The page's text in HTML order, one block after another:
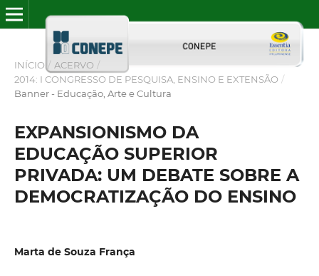
INÍCIO / ACERVO /
2014: I CONGRESSO DE PESQUISA, ENSINO E EXTENSÃO /
Banner - Educação, Arte e Cultura
EXPANSIONISMO DA
EDUCAÇÃO SUPERIOR
PRIVADA: UM DEBATE SOBRE A
DEMOCRATIZAÇÃO DO ENSINO
Marta de Souza França